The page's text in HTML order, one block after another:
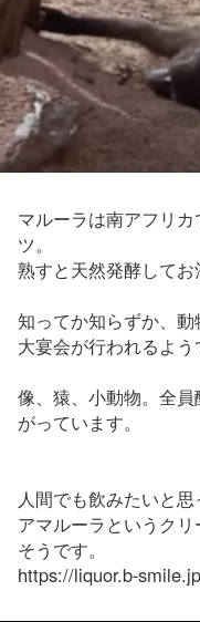
マルーラは南アフリ
ツ。
熟すと天然発酵してお
知ってか知らずか、
大宴会が行われるよう
像、猿、小動物。全
がっています。
人間でも飲みたいと思
アマルーラというク
そうです。
https://liquor.b-